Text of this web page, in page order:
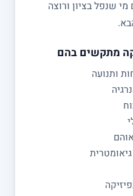
שנפל בציון ורוצה
מתקשים בהם
ותנועה